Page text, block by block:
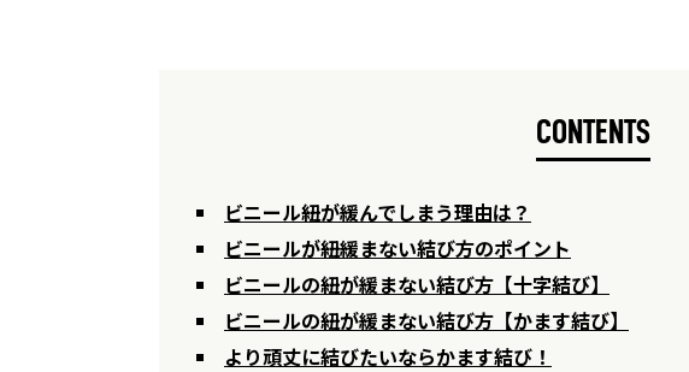
CONTENTS
ビニール紐が緩んでしまう理由は？
ビニールが紐緩まない結び方のポイント
ビニールの紐が緩まない結び方【十字結び】
ビニールの紐が緩まない結び方【かます結び】
より頑丈に結びたいならかます結び！